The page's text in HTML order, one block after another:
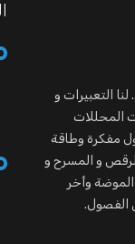
التعبيرات و
المحللات
مفكرة وطاقة
و المسرح و
الموضة وأخر
الفصول.